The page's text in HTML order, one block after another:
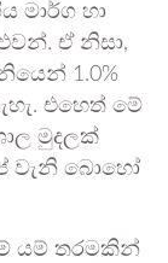
මාර්ග හා
ඒ නිසා,
1.0%
එහෙත් මේ
මුදලක්
වැනි බොහෝ
යම් තරමකින්